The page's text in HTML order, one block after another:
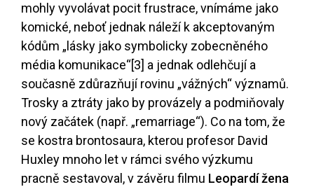
mohly vyvolávat pocit frustrace, vnímáme jako
komické, neboť jednak náleží k akceptovaným
kódům „lásky jako symbolicky zobecněného
média komunikace“[3] a jednak odlehčují a
současně zdůrazňují rovinu „vážných“ významů.
Trosky a ztráty jako by provázely a podmiňovaly
nový začátek (např. „remarriage“). Co na tom, že
se kostra brontosaura, kterou profesor David
Huxley mnoho let v rámci svého výzkumu
pracně sestavoval, v závěru filmu Leopardí žena